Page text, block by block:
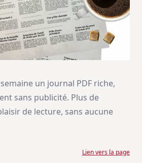
un journal PDF riche,
sans publicité. Plus de
de lecture, sans aucune
Lien vers la page